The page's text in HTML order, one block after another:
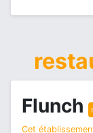
Flunch
Cet